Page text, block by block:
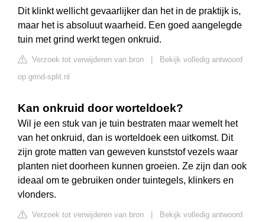
Dit klinkt wellicht gevaarlijker dan het in de praktijk is,
maar het is absoluut waarheid. Een goed aangelegde
tuin met grind werkt tegen onkruid.
Verzoek tot verwijderen van bron
Bekijk volledig antwoord
op grind-split.nl
Kan onkruid door worteldoek?
Wil je een stuk van je tuin bestraten maar wemelt het
van het onkruid, dan is worteldoek een uitkomst. Dit
zijn grote matten van geweven kunststof vezels waar
planten niet doorheen kunnen groeien. Ze zijn dan ook
ideaal om te gebruiken onder tuintegels, klinkers en
vlonders.
Verzoek tot verwijderen van bron Bekijk volledig antwoord